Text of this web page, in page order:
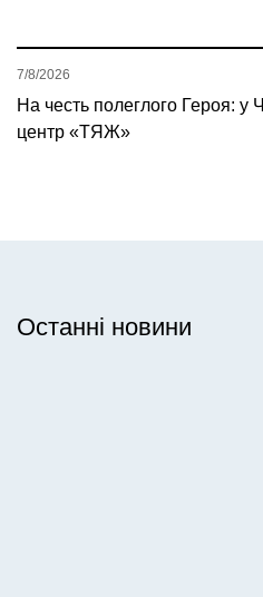
На честь полеглого Героя: у
центр «ТЯЖ»
7/8/2026
Останні новини